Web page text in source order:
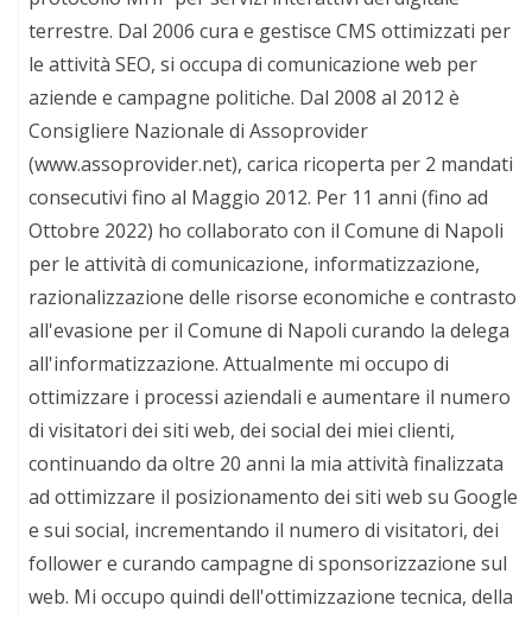
terrestre. Dal 2006 cura e gestisce CMS ottimizzati per
le attività SEO, si occupa di comunicazione web per
aziende e campagne politiche. Dal 2008 al 2012 è
Consigliere Nazionale di Assoprovider
(www.assoprovider.net), carica ricoperta per 2 mandati
consecutivi fino al Maggio 2012. Per 11 anni (fino ad
Ottobre 2022) ho collaborato con il Comune di Napoli
per le attività di comunicazione, informatizzazione,
razionalizzazione delle risorse economiche e contrasto
all'evasione per il Comune di Napoli curando la delega
all'informatizzazione. Attualmente mi occupo di
ottimizzare i processi aziendali e aumentare il numero
di visitatori dei siti web, dei social dei miei clienti,
continuando da oltre 20 anni la mia attività finalizzata
ad ottimizzare il posizionamento dei siti web su Google
e sui social, incrementando il numero di visitatori, dei
follower e curando campagne di sponsorizzazione sul
web. Mi occupo quindi dell'ottimizzazione tecnica, della